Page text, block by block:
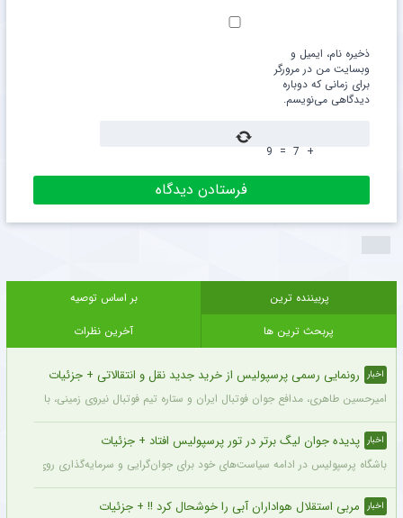
ذخیره نام، ایمیل و
وبسایت من در مرورگر
برای زمانی که دوباره
دیدگاهی می‌نویسم.
+
7
=
9
پربیننده ترین
بر اساس توصیه
پربحث ترین ها
آخرین نظرات
اخبار رونمایی رسمی پرسپولیس از خرید جدید نقل و انتقالاتی + جزئیات
امیرحسین طاهری، مدافع جوان فوتبال ایران و ستاره تیم فوتبال نیروی زمینی، با
اخبار پدیده جوان لیگ برتر در تور پرسپولیس افتاد + جزئیات
باشگاه پرسپولیس در ادامه سیاست‌های خود برای جوان‌گرایی و سرمایه‌گذاری روی استعدادهای آینده فوتبال
اخبار مربی استقلال هواداران آبی را خوشحال کرد !! + جزئیات